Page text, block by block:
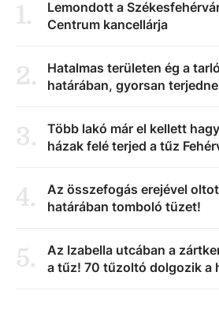
1.
Lemondott a
Centrum kancellárja
2.
Hatalmas területen ég a
határában, gyorsan
3.
Több lakó már el kellett
házak felé terjed a tűz
4.
Az összefogás erejével
határában tomboló tüzet!
5.
Az Izabella utcában a
a tűz! 70 tűzoltó dolgozik a